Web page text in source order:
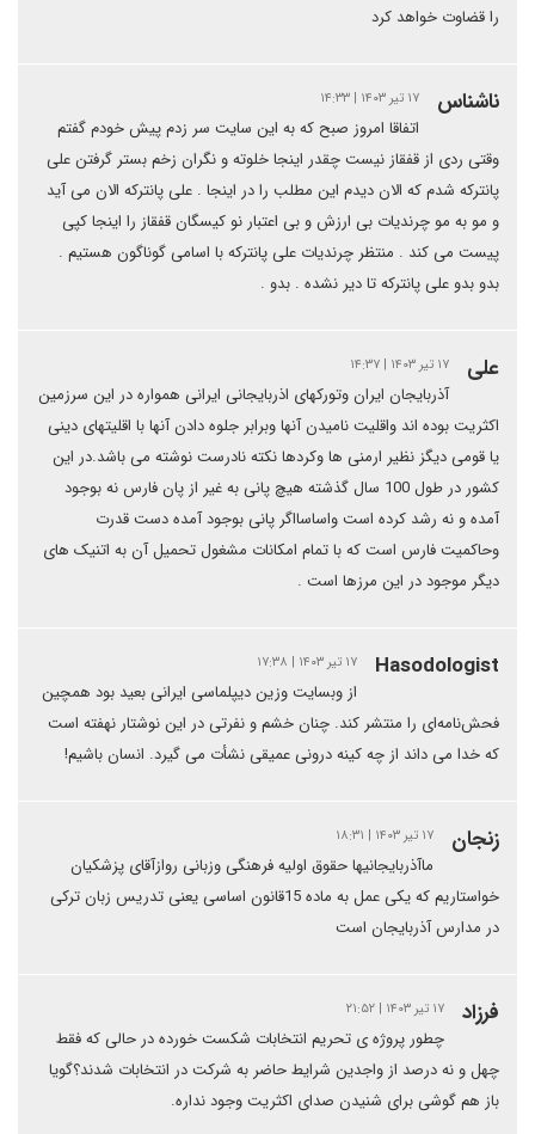
را قضاوت خواهد کرد
ناشناس ۱۷ تیر ۱۴۰۳ | ۱۴:۳۳
اتفاقا امروز صبح که به این سایت سر زدم پیش خودم گفتم
وقتی ردی از قفقاز نیست چقدر اینجا خلوته و نگران زخم بستر گرفتن علی
پانترکه شدم که الان دیدم این مطلب را در اینجا . علی پانترکه الان می آید
و مو به مو چرندیات بی ارزش و بی اعتبار نو کیسگان قفقاز را اینجا کپی
پیست می کند . منتظر چرندیات علی پانترکه با اسامی گوناگون هستیم .
بدو بدو علی پانترکه تا دیر نشده . بدو .
علی ۱۷ تیر ۱۴۰۳ | ۱۴:۳۷
آذربایجان ایران وتورکهای اذربایجانی ایرانی همواره در این سرزمین
اکثریت بوده اند واقلیت نامیدن آنها وبرابر جلوه دادن آنها با اقلیتهای دینی
یا قومی دیگز نظیر ارمنی ها وکردها نکته نادرست نوشته می باشد.در این
کشور در طول 100 سال گذشته هیچ پانی به غیر از پان فارس نه بوجود
آمده و نه رشد کرده است واساسااگر پانی بوجود آمده دست قدرت
وحاکمیت فارس است که با تمام امکانات مشغول تحمیل آن به اتنیک های
دیگر موجود در این مرزها است .
Hasodologist ۱۷ تیر ۱۴۰۳ | ۱۷:۳۸
از وبسایت وزین دیپلماسی ایرانی بعید بود همچین
فحش‌نامه‌ای را منتشر کند. چنان خشم و نفرتی در این نوشتار نهفته است
که خدا می داند از چه کینه درونی عمیقی نشأت می گیرد. انسان باشیم!
زنجان ۱۷ تیر ۱۴۰۳ | ۱۸:۳۱
ماآذربایجانیها حقوق اولیه فرهنگی وزبانی روازآقای پزشکیان
خواستاریم که یکی عمل به ماده 15قانون اساسی یعنی تدریس زبان ترکی
در مدارس آذربایجان است
فرزاد ۱۷ تیر ۱۴۰۳ | ۲۱:۵۲
چطور پروژه ی تحریم انتخابات شکست خورده در حالی که فقط
چهل و نه درصد از واجدین شرایط حاضر به شرکت در انتخابات شدند؟گویا
باز هم گوشی برای شنیدن صدای اکثریت وجود نداره.